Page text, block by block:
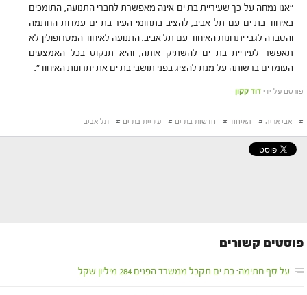
"אנו נמחה על כך שעיריית בת ים אינה מאפשרת לחברי התנועה, התומכים
באיחוד בת ים עם תל אביב, להציב בתחומי העיר בת ים עמדות החתמה
והסברה לגבי יתרונות האיחוד עם תל אביב. התנועה לאיחוד המטרופולין לא
תאפשר לעיריית בת ים להשתיק אותה, והיא תנקוט בכל האמצעים
העומדים ברשותה על מנת להציג בפני תושבי בת ים את יתרונות האיחוד".
פורסם על ידי דוד קקון
# אבי אריה # האיחוד # חדשות בת ים # עיריית בת ים # תל אביב
פוסטים קשורים
על סף חתימה: בת ים תקבל ממשרד הפנים 284 מיליון שקל